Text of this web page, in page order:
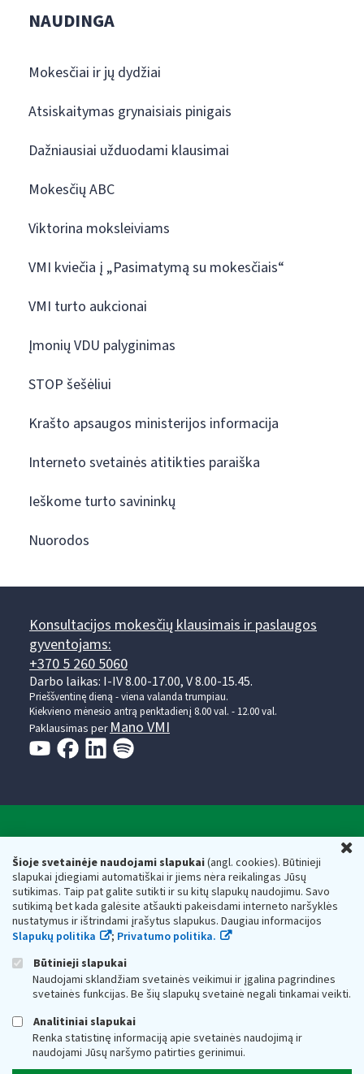
Šioje svetainėje naudojami slapukai(angl. cookies). Būtinieji
slapukai įdiegiami automatiškai ir jiems nėra reikalingas Jūsų
sutikimas. Taip pat galite sutikti ir su kitų slapukų naudojimu. Savo
sutikimą bet kada galėsite atšaukti pakeisdami interneto naršyklės
nustatymus ir ištrindami įrašytus slapukus. Daugiau informacijos
Slapukų politika
; Privatumo politika.
Būtinieji slapukai
Naudojami sklandžiam svetainės veikimui ir įgalina pagrindines
svetainės funkcijas. Be šių slapukų svetainė negali tinkamai veikti.
Analitiniai slapukai
Renka statistinę informaciją apie svetainės naudojimą ir
naudojami Jūsų naršymo patirties gerinimui.
NAUDINGA
Mokesčiai ir jų dydžiai
Atsiskaitymas grynaisiais pinigais
Dažniausiai užduodami klausimai
Mokesčių ABC
Viktorina moksleiviams
VMI kviečia į „Pasimatymą su mokesčiais“
VMI turto aukcionai
Įmonių VDU palyginimas
STOP šešėliui
Krašto apsaugos ministerijos informacija
Interneto svetainės atitikties paraiška
Ieškome turto savininkų
Nuorodos
Konsultacijos mokesčių klausimais ir paslaugos
gyventojams:
+370 5 260 5060
Darbo laikas: I-IV 8.00-17.00, V 8.00-15.45.
Prieššventinę dieną - viena valanda trumpiau.
Kiekvieno mėnesio antrą penktadienį 8.00 val. - 12.00 val.
Paklausimas per Mano VMI
Respublikos finansų ministerijos
Biudžetinė įstaiga. Juridinio asmens kodas — 188659752,
adresas: Vasario 16-osios g. 14, 01107 Vilnius, Lietuva, el.paštas:
vmi@vmi.lt, E. pristatymo dėžutės adresas 188659752
Duomenys apie Valstybinę mokesčių inspekciją prie Lietuvos
Respublikos finansų ministerijos kaupiami ir saugomi Juridinių